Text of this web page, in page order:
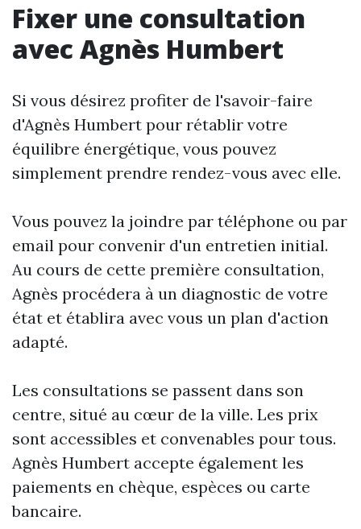
Fixer une consultation
avec Agnès Humbert
Si vous désirez profiter de l'savoir-faire
d'Agnès Humbert pour rétablir votre
équilibre énergétique, vous pouvez
simplement prendre rendez-vous avec elle.
Vous pouvez la joindre par téléphone ou par
email pour convenir d'un entretien initial.
Au cours de cette première consultation,
Agnès procédera à un diagnostic de votre
état et établira avec vous un plan d'action
adapté.
Les consultations se passent dans son
centre, situé au cœur de la ville. Les prix
sont accessibles et convenables pour tous.
Agnès Humbert accepte également les
paiements en chèque, espèces ou carte
bancaire.